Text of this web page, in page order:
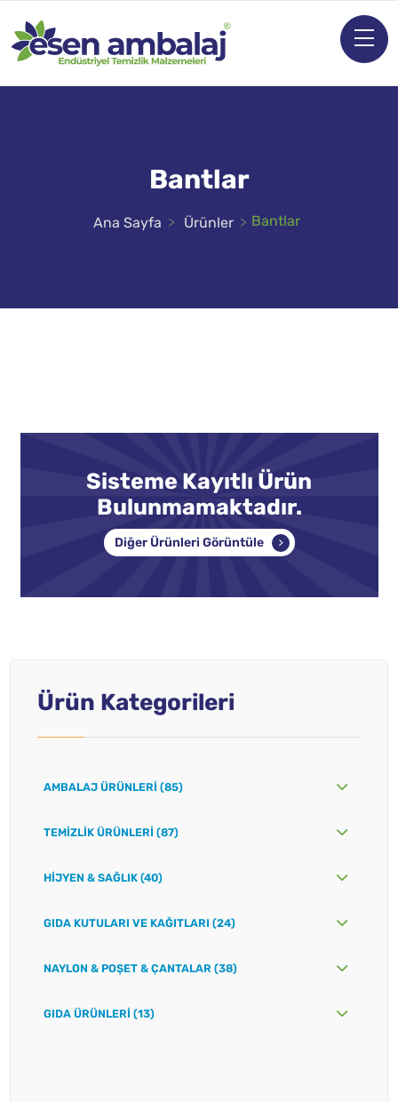
Bantlar
Ana Sayfa Ürünler Bantlar
Ürün Kategorileri
AMBALAJ ÜRÜNLERI (85)
TEMIZLIK ÜRÜNLERI (87)
HIJYEN & SAĞLIK (40)
GIDA KUTULARI VE KAĞITLARI (24)
NAYLON & POŞET & ÇANTALAR (38)
GIDA ÜRÜNLERI (13)
Sisteme Kayıtlı Ürün
Bulunmamaktadır.
Diğer Ürünleri Görüntüle